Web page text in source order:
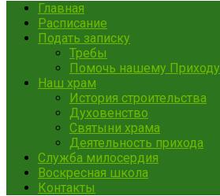
Главная
Расписание
Подать записку
Требы
Помочь нашему Приходу
Наш храм
История строительства
Духовенство
Святыни храма
Деятельность прихода
Служба милосердия
Воскресная школа
Контакты